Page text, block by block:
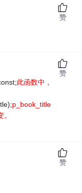
赞
此函数中，
p_book_title
赞
赞